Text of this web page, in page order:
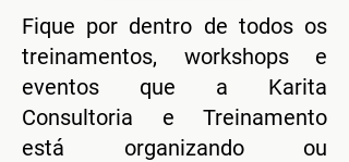
Fique por dentro de todos os
treinamentos, workshops e
eventos que a Karita
Consultoria e Treinamento
está organizando ou